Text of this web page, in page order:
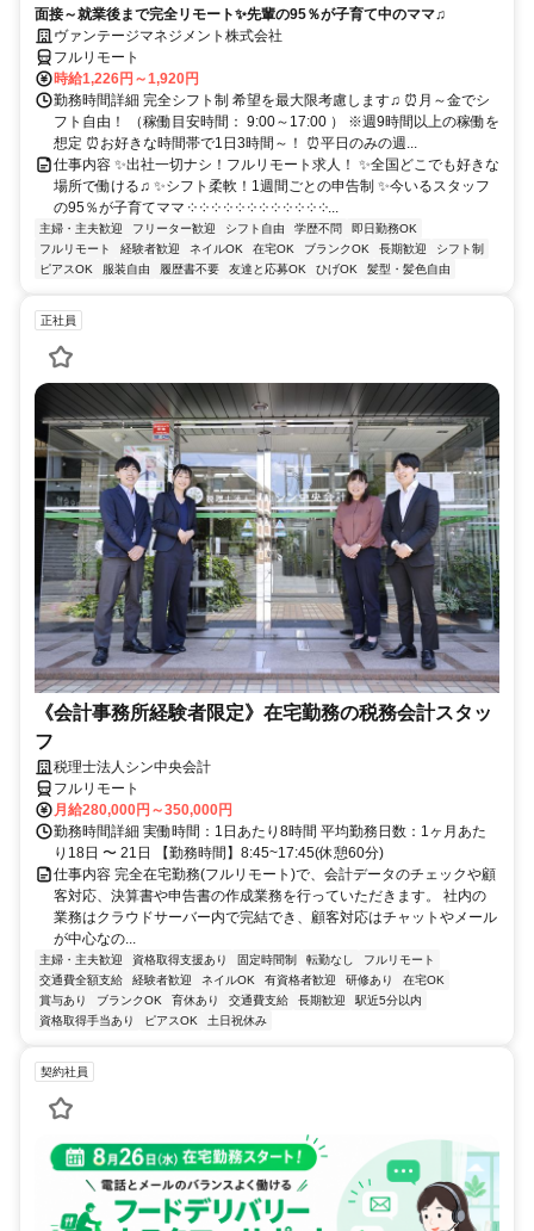
面接～就業後まで完全リモート✨先輩の95％が子育て中のママ♫
ヴァンテージマネジメント株式会社
フルリモート
時給1,226円～1,920円
勤務時間詳細 完全シフト制 希望を最大限考慮します♫ ⏰月～金でシ
フト自由！ （稼働目安時間： 9:00～17:00 ） ※週9時間以上の稼働を
想定 ⏰お好きな時間帯で1日3時間～！ ⏰平日のみの週...
仕事内容 ✨出社一切ナシ！フルリモート求人！ ✨全国どこでも好きな
場所で働ける♫ ✨シフト柔軟！1週間ごとの申告制 ✨今いるスタッフ
の95％が子育てママ ༶ ༶ ༶ ༶ ༶ ༶ ༶ ༶ ༶ ༶ ༶ ༶...
主婦・主夫歓迎 フリーター歓迎 シフト自由 学歴不問
即日勤務OK
フルリモート
経験者歓迎 ネイルOK 在宅OK ブランクOK 長期歓迎
シフト制
ピアスOK
服装自由 履歴書不要 友達と応募OK ひげOK 髪型・髪色自由
正社員
《会計事務所経験者限定》在宅勤務の税務会計スタッ
フ
税理士法人シン中央会計
フルリモート
月給280,000円～350,000円
勤務時間詳細 実働時間：1日あたり8時間 平均勤務日数：1ヶ月あた
り18日 〜 21日 【勤務時間】8:45~17:45(休憩60分)
仕事内容 完全在宅勤務(フルリモート)で、会計データのチェックや顧
客対応、決算書や申告書の作成業務を行っていただきます。 社内の
業務はクラウドサーバー内で完結でき、顧客対応はチャットやメール
が中心なの...
主婦・主夫歓迎 資格取得支援あり 固定時間制 転勤なし
フルリモート
交通費全額支給
経験者歓迎 ネイルOK 有資格者歓迎 研修あり
在宅OK
賞与あり
ブランクOK 育休あり 交通費支給 長期歓迎
駅近5分以内
資格取得手当あり
ピアスOK 土日祝休み
契約社員